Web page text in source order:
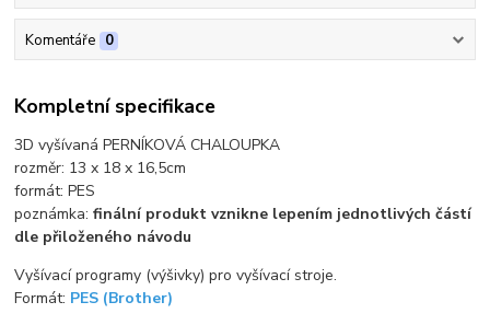
Komentáře 0
Kompletní specifikace
3D vyšívaná PERNÍKOVÁ CHALOUPKA
rozměr: 13 x 18 x 16,5cm
formát: PES
poznámka:finální produkt vznikne lepením jednotlivých částí
dle přiloženého návodu
Vyšívací programy (výšivky) pro vyšívací stroje.
Formát: PES (Brother)